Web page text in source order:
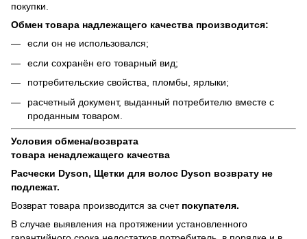
покупки.
Обмен товара надлежащего качества производится:
если он не использовался;
если сохранён его товарный вид;
потребительские свойства, пломбы, ярлыки;
расчетный документ, выданный потребителю вместе с
проданным товаром.
Условия обмена/возврата
товара ненадлежащего качества
Расчески Dyson, Щетки для волос Dyson возврату не
подлежат.
Возврат товара производится за счет покупателя.
В случае выявления на протяжении установленного